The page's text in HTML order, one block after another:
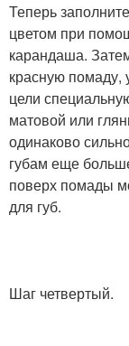
Теперь
цветом при
карандаша.
красную помаду,
цели
матовой или
одинаково
губам еще
поверх помады
для губ.
Шаг четвертый.